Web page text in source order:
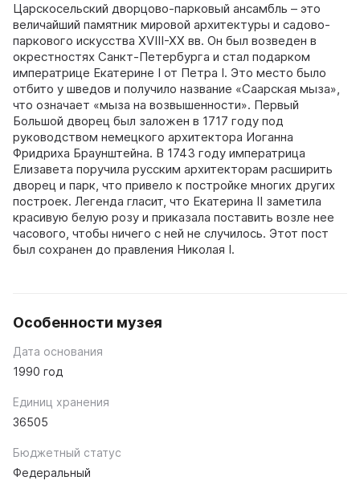
Царскосельский дворцово-парковый ансамбль – это
величайший памятник мировой архитектуры и садово-
паркового искусства XVIII-XX вв. Он был возведен в
окрестностях Санкт-Петербурга и стал подарком
императрице Екатерине I от Петра I. Это место было
отбито у шведов и получило название «Саарская мыза»,
что означает «мыза на возвышенности». Первый
Большой дворец был заложен в 1717 году под
руководством немецкого архитектора Иоганна
Фридриха Браунштейна. В 1743 году императрица
Елизавета поручила русским архитекторам расширить
дворец и парк, что привело к постройке многих других
построек. Легенда гласит, что Екатерина II заметила
красивую белую розу и приказала поставить возле нее
часового, чтобы ничего с ней не случилось. Этот пост
был сохранен до правления Николая I.
Особенности музея
Дата основания
1990 год
Единиц хранения
36505
Бюджетный статус
Федеральный